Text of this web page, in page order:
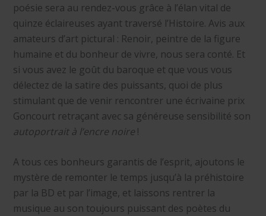
poésie sera au rendez-vous grâce à l’élan vital de
quinze éclaireuses ayant traversé l’Histoire. Avis aux
amateurs d’art pictural : Renoir, peintre de la figure
humaine et du bonheur de vivre, nous sera conté. Et
si vous avez le goût du baroque et que vous vous
délectez de la satire des puissants, quoi de plus
stimulant que de venir rencontrer une écrivaine prix
Goncourt retraçant avec sa généreuse sensibilité son
autoportrait à l’encre noire !
A tous ces bonheurs garantis de l’esprit, ajoutons le
mystère de remonter le temps jusqu’à la préhistoire
par la BD et par l’image, et laissons rentrer la
musique au son toujours puissant des poètes du